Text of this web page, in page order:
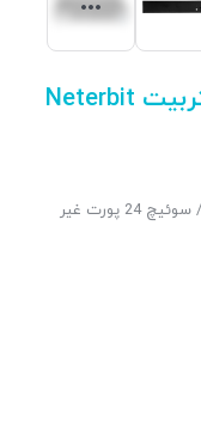
سوئیچ 24 پورت غیر مدیریتی نتربیت Neterbit
/ سوئیچ 24 پورت غیر